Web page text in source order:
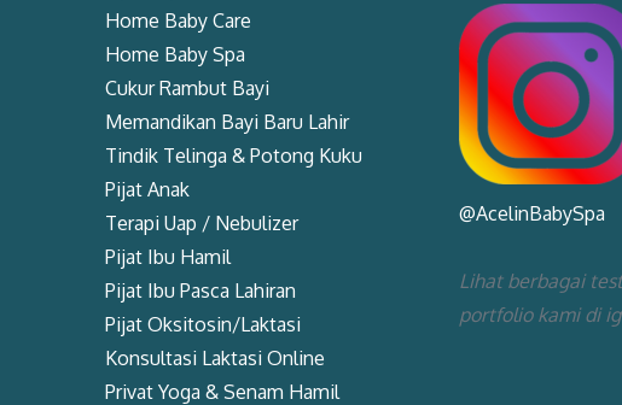
Home Baby Care
Home Baby Spa
Cukur Rambut Bayi
Memandikan Bayi Baru Lahir
Tindik Telinga & Potong Kuku
Pijat Anak
Terapi Uap / Nebulizer
Pijat Ibu Hamil
Pijat Ibu Pasca Lahiran
Pijat Oksitosin/Laktasi
Konsultasi Laktasi Online
Privat Yoga & Senam Hamil
@AcelinBabySpa
Lihat berbagai
portfolio kami di